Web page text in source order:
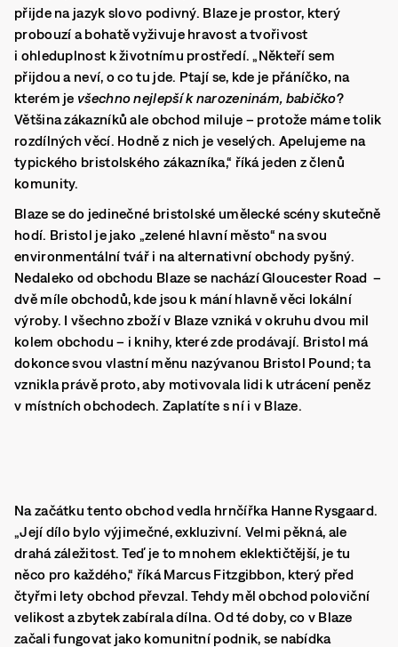
přijde na jazyk slovo podivný. Blaze je prostor, který
probouzí a bohatě vyživuje hravost a tvořivost
i ohleduplnost k životnímu prostředí. „Někteří sem
přijdou a neví, o co tu jde. Ptají se, kde je přáníčko, na
kterém je všechno nejlepší k narozeninám, babičko?
Většina zákazníků ale obchod miluje – protože máme tolik
rozdílných věcí. Hodně z nich je veselých. Apelujeme na
typického bristolského zákazníka,“ říká jeden z členů
komunity.
Blaze se do jedinečné bristolské umělecké scény skutečně
hodí. Bristol je jako „zelené hlavní město“ na svou
environmentální tvář i na alternativní obchody pyšný.
Nedaleko od obchodu Blaze se nachází Gloucester Road –
dvě míle obchodů, kde jsou k mání hlavně věci lokální
výroby. I všechno zboží v Blaze vzniká v okruhu dvou mil
kolem obchodu – i knihy, které zde prodávají. Bristol má
dokonce svou vlastní měnu nazývanou Bristol Pound; ta
vznikla právě proto, aby motivovala lidi k utrácení peněz
v místních obchodech. Zaplatíte s ní i v Blaze.
Na začátku tento obchod vedla hrnčířka Hanne Rysgaard.
„Její dílo bylo výjimečné, exkluzivní. Velmi pěkná, ale
drahá záležitost. Teď je to mnohem eklektičtější, je tu
něco pro každého,“ říká Marcus Fitzgibbon, který před
čtyřmi lety obchod převzal. Tehdy měl obchod poloviční
velikost a zbytek zabírala dílna. Od té doby, co v Blaze
začali fungovat jako komunitní podnik, se nabídka